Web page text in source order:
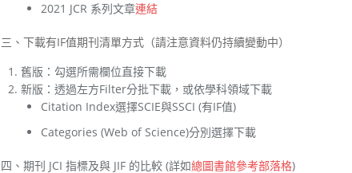
2021 JCR 系列文章連結
三、下載有IF值期刊清單方式（請注意資料仍持續變動中）
舊版：勾選所需欄位直接下載
新版：透過左方Filter分批下載，或依學科領域下載
Citation Index選擇SCIE與SSCI (有IF值)
Categories (Web of Science)分別選擇下載
四、期刊 JCI 指標及與 JIF 的比較 (詳如總圖書館參考部落格)